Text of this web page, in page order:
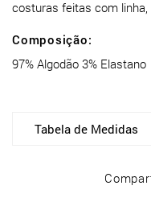
Composição:
97% Algodão 3% Elastano
Tabela de Medidas